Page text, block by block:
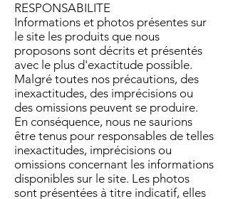
RESPONSABILITE
Informations et photos présentes sur
le site les produits que nous
proposons sont décrits et présentés
avec le plus d'exactitude possible.
Malgré toutes nos précautions, des
inexactitudes, des imprécisions ou
des omissions peuvent se produire.
En conséquence, nous ne saurions
être tenus pour responsables de telles
inexactitudes, imprécisions ou
omissions concernant les informations
disponibles sur le site. Les photos
sont présentées à titre indicatif, elles